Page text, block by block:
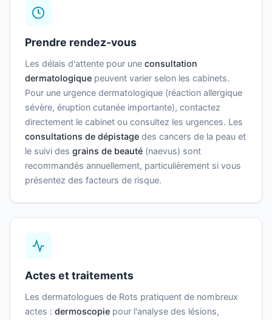
Prendre rendez-vous
Les délais d'attente pour une consultation
dermatologique peuvent varier selon les cabinets.
Pour une urgence dermatologique (réaction allergique
sévère, éruption cutanée importante), contactez
directement le cabinet ou consultez les urgences. Les
consultations de dépistage des cancers de la peau et
le suivi des grains de beauté (naevus) sont
recommandés annuellement, particulièrement si vous
présentez des facteurs de risque.
Actes et traitements
Les dermatologues de Rots pratiquent de nombreux
actes : dermoscopie pour l'analyse des lésions,